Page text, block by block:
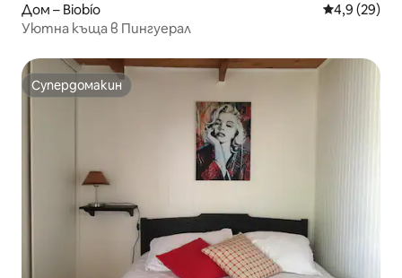
Дом – Biobío Средна
4,9 (29)
Уютна къща в Пингуерал
Супердомакин
Супердомакин